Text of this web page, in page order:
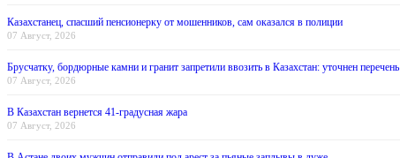
Казахстанец, спасший пенсионерку от мошенников, сам оказался в полиции
07 Август, 2026
Брусчатку, бордюрные камни и гранит запретили ввозить в Казахстан: уточнен перечень
07 Август, 2026
В Казахстан вернется 41-градусная жара
07 Август, 2026